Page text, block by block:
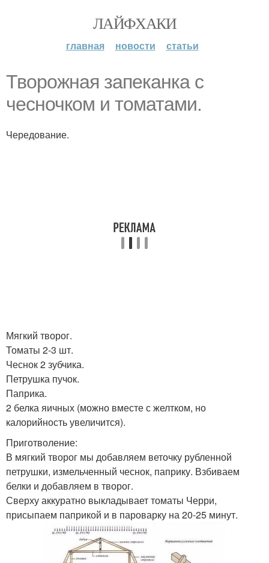
ЛАЙФХАКИ
главная новости статьи
Творожная запеканка с
чесночком и томатами.
Чередование.
Мягкий творог.
Томаты 2-3 шт.
Чеснок 2 зубчика.
Петрушка пучок.
Паприка.
2 белка яичных (можно вместе с желтком, но
калорийность увеличится).
Приготволение:
В мягкий творог мы добавляем веточку рубленной
петрушки, измельченный чеснок, паприку. Взбиваем
белки и добавляем в творог.
Сверху аккуратно выкладывает томаты Черри,
присыпаем паприкой и в пароварку на 20-25 минут.